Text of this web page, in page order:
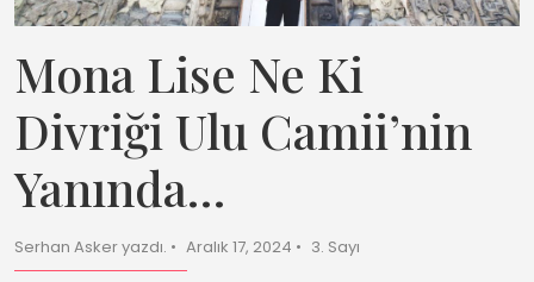
Mona Lise Ne Ki
Divriği Ulu Camii’nin
Yanında…
Serhan Asker yazdı. Aralık 17, 2024 3. Sayı